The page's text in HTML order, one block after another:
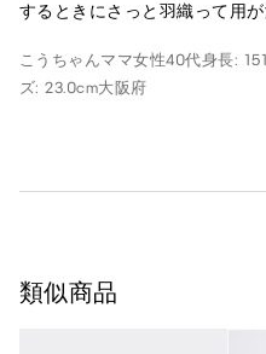
するときにさっと羽織って用が
こうちゃんママ女性40代身長:
ズ: 23.0cm大阪府
類似商品